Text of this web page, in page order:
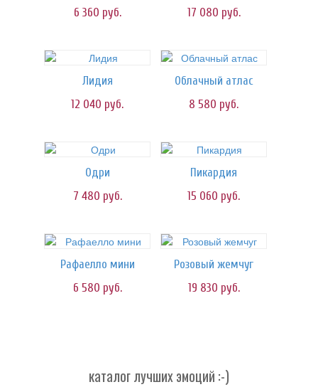
6 360 руб. 17 080 руб.
Лидия
12 040 руб.
Облачный атлас
8 580 руб.
Одри
7 480 руб.
Пикардия
15 060 руб.
Рафаелло мини
6 580 руб.
Розовый жемчуг
19 830 руб.
каталог лучших эмоций :-)